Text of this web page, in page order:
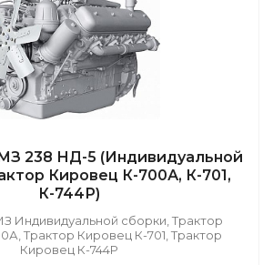
238 НД-5 (Индивидуальной
Кировец К-700А, К-701,
К-744Р)
Индивидуальной сборки, Трактор
Трактор Кировец К-701, Трактор
Кировец К-744Р